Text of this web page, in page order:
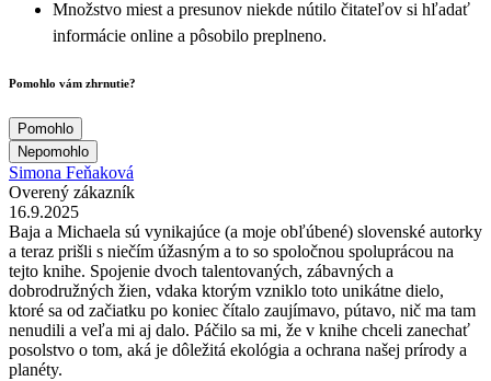
Množstvo miest a presunov niekde nútilo čitateľov si hľadať
informácie online a pôsobilo preplneno.
Pomohlo vám zhrnutie?
Pomohlo
Nepomohlo
Simona Feňaková
Overený zákazník
16.9.2025
Baja a Michaela sú vynikajúce (a moje obľúbené) slovenské autorky
a teraz prišli s niečím úžasným a to so spoločnou spoluprácou na
tejto knihe. Spojenie dvoch talentovaných, zábavných a
dobrodružných žien, vdaka ktorým vzniklo toto unikátne dielo,
ktoré sa od začiatku po koniec čítalo zaujímavo, pútavo, nič ma tam
nenudili a veľa mi aj dalo. Páčilo sa mi, že v knihe chceli zanechať
posolstvo o tom, aká je dôležitá ekológia a ochrana našej prírody a
planéty.